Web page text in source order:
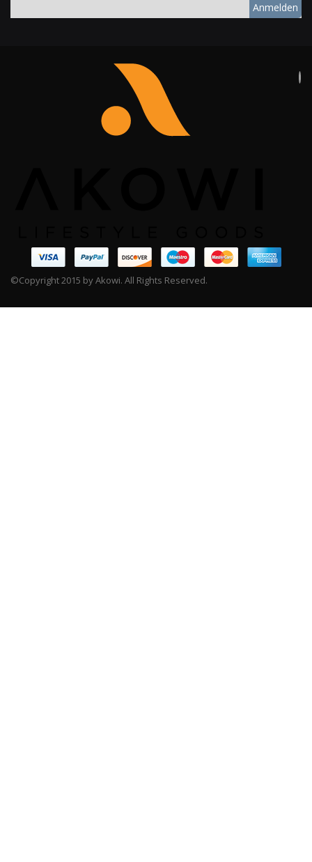
Anmelden
©Copyright 2015 by Akowi. All Rights Reserved.